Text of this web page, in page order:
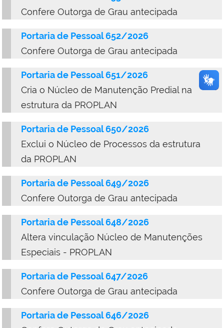
Confere Outorga de Grau antecipada
Portaria de Pessoal 652/2026
Confere Outorga de Grau antecipada
Portaria de Pessoal 651/2026
Cria o Núcleo de Manutenção Predial na
estrutura da PROPLAN
Portaria de Pessoal 650/2026
Exclui o Núcleo de Processos da estrutura
da PROPLAN
Portaria de Pessoal 649/2026
Confere Outorga de Grau antecipada
Portaria de Pessoal 648/2026
Altera vinculação Núcleo de Manutenções
Especiais - PROPLAN
Portaria de Pessoal 647/2026
Confere Outorga de Grau antecipada
Portaria de Pessoal 646/2026